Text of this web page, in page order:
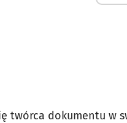
twórca dokumentu w